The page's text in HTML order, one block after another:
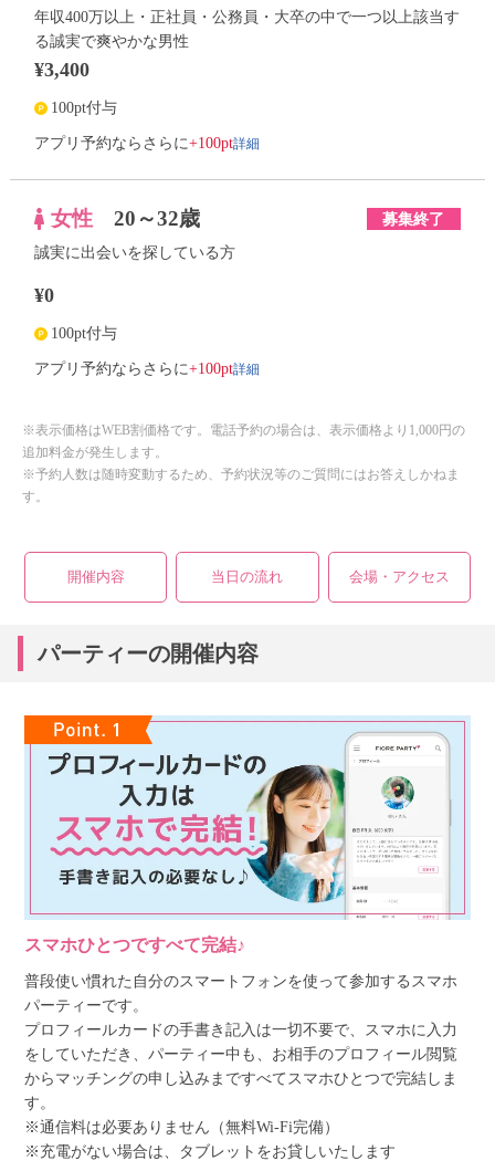
年収400万以上・正社員・公務員・大卒の中で一つ以上該当す
る誠実で爽やかな男性
¥3,400
100pt付与
アプリ予約ならさらに+100pt詳細
女性 20～32歳 募集終了
誠実に出会いを探している方
¥0
100pt付与
アプリ予約ならさらに+100pt詳細
※表示価格はWEB割価格です。電話予約の場合は、表示価格より1,000円の
追加料金が発生します。
※予約人数は随時変動するため、予約状況等のご質問にはお答えしかねま
す。
開催内容 当日の流れ 会場・アクセス
パーティーの開催内容
スマホひとつですべて完結♪
普段使い慣れた自分のスマートフォンを使って参加するスマホ
パーティーです。
プロフィールカードの手書き記入は一切不要で、スマホに入力
をしていただき、パーティー中も、お相手のプロフィール閲覧
からマッチングの申し込みまですべてスマホひとつで完結しま
す。
※通信料は必要ありません（無料Wi-Fi完備）
※充電がない場合は、タブレットをお貸しいたします